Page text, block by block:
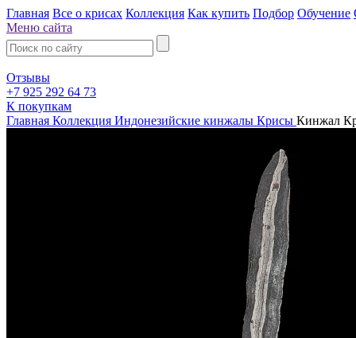
Главная Все о крисах Коллекция Как купить Подбор Обучение
Меню сайта
Отзывы
+7 925 292 64 73
К покупкам
Главная Коллекция Индонезийские кинжалы Крисы Кинжал